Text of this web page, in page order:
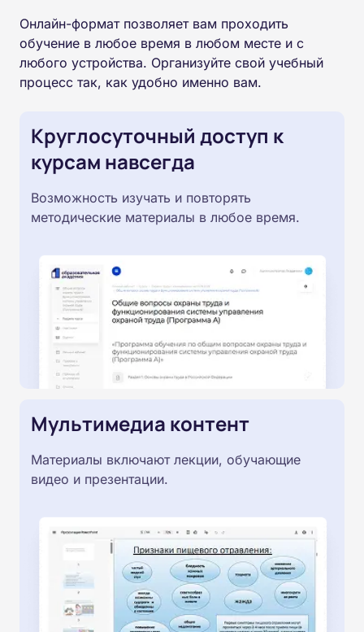
Онлайн-формат позволяет вам проходить
обучение в любое время в любом месте и с
любого устройства. Организуйте свой учебный
процесс так, как удобно именно вам.
Круглосуточный доступ к
курсам навсегда
Возможность изучать и повторять
методические материалы в любое время.
Мультимедиа контент
Материалы включают лекции, обучающие
видео и презентации.